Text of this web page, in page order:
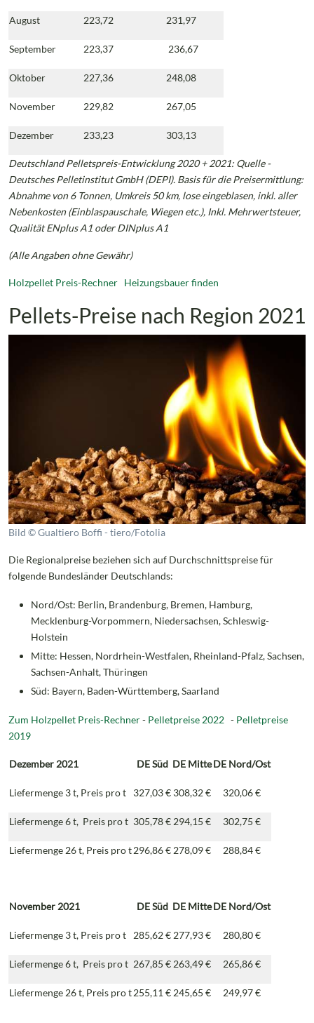
August 223,72 231,97
September 223,37 236,67
Oktober 227,36 248,08
November 229,82 267,05
Dezember 233,23 303,13
Deutschland Pelletspreis-Entwicklung 2020 + 2021: Quelle -
Deutsches Pelletinstitut GmbH (DEPI). Basis für die Preisermittlung:
Abnahme von 6 Tonnen, Umkreis 50 km, lose eingeblasen, inkl. aller
Nebenkosten (Einblaspauschale, Wiegen etc.), Inkl. Mehrwertsteuer,
Qualität ENplus A1 oder DINplus A1
(Alle Angaben ohne Gewähr)
Holzpellet Preis-Rechner Heizungsbauer finden
Pellets-Preise nach Region 2021
Bild © Gualtiero Boffi - tiero/Fotolia
Die Regionalpreise beziehen sich auf Durchschnittspreise für
folgende Bundesländer Deutschlands:
Nord/Ost: Berlin, Brandenburg, Bremen, Hamburg,
Mecklenburg-Vorpommern, Niedersachsen, Schleswig-
Holstein
Mitte: Hessen, Nordrhein-Westfalen, Rheinland-Pfalz, Sachsen,
Sachsen-Anhalt, Thüringen
Süd: Bayern, Baden-Württemberg, Saarland
Zum Holzpellet Preis-Rechner- Pelletpreise 2022 - Pelletpreise
2019
Dezember 2021 DESüd DE MitteDE Nord/Ost
Liefermenge 3 t, Preis pro t 327,03 € 308,32 € 320,06 €
Liefermenge 6 t, Preis pro t 305,78 € 294,15 € 302,75 €
Liefermenge 26 t, Preis pro t296,86 € 278,09 € 288,84 €
November 2021 DE Süd DE MitteDE Nord/Ost
Liefermenge 3 t, Preis pro t 285,62 € 277,93 € 280,80 €
Liefermenge 6 t, Preis pro t 267,85 € 263,49 € 265,86 €
Liefermenge 26 t, Preis pro t255,11 € 245,65 € 249,97 €